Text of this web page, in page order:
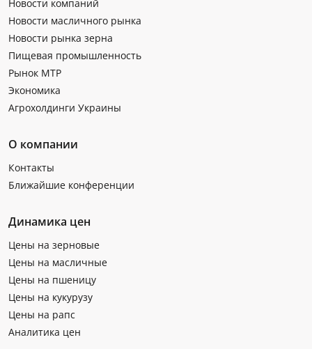
Новости компаний
Новости масличного рынка
Новости рынка зерна
Пищевая промышленность
Рынок МТР
Экономика
Агрохолдинги Украины
О компании
Контакты
Ближайшие конференции
Динамика цен
Цены на зерновые
Цены на масличные
Цены на пшеницу
Цены на кукурузу
Цены на рапс
Аналитика цен